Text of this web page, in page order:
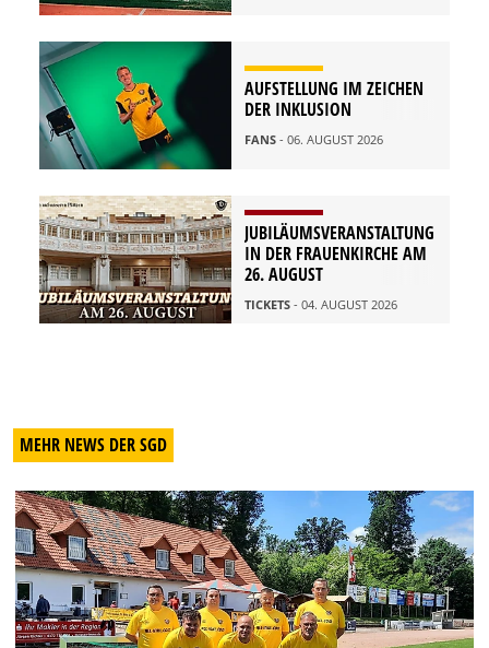
AUFSTELLUNG IM ZEICHEN
DER INKLUSION
FANS - 06. AUGUST 2026
JUBILÄUMSVERANSTALTUNG
IN DER FRAUENKIRCHE AM
26. AUGUST
TICKETS - 04. AUGUST 2026
MEHR NEWS DER SGD